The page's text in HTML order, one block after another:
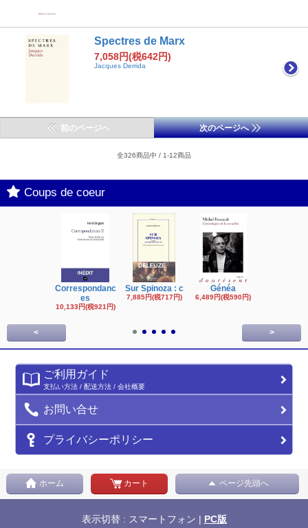
Spectres de Marx
7,058円(税642円)
Jacques Derrida
前のページへ 次のページへ
全326商品中 / 1-12商品
Coups de coeur
Correspondanc
es
10,133円(税921円)
Sur Spinoza : c
7,885円(税717円)
Généa
6,489円(税590円)
< >
ご利用ガイド
支払い方法 / 配送方法 / 会社概要
お問い合せ
プライバシーポリシー
ホーム カート ページ先頭へ
表示切替 : スマートフォン | PC版